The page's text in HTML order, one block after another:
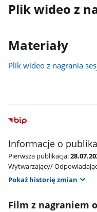
Plik wideo z
Materiały
Plik wideo z nagrania
Informacje o
Pierwsza publikacja:
Wytwarzający/
Pokaż historię zmian
Film z nagraniem